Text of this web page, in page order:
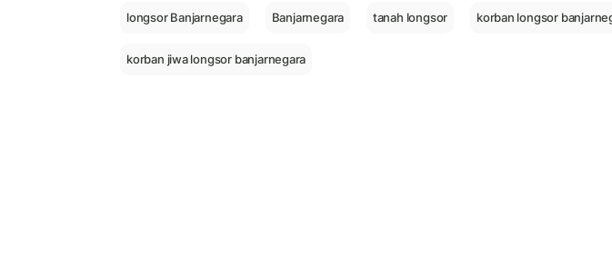
longsor Banjarnegara Banjarnegara tanah longsor korban longsor
korban jiwa longsor banjarnegara